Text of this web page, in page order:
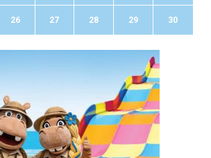
26 27 28 29 30